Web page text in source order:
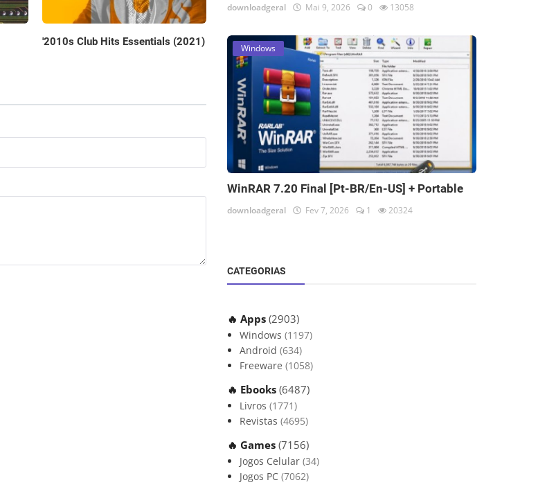
'2010s Club Hits Essentials (2021)
downloadgeral Mai 9, 2026 0 13058
Windows
WinRAR 7.20 Final [Pt-BR/En-US] + Portable
downloadgeral Fev 7, 2026 1 20324
CATEGORIAS
🔥 Apps (2903)
Windows (1197)
Android (634)
Freeware (1058)
🔥 Ebooks (6487)
Livros (1771)
Revistas (4695)
🔥 Games (7156)
Jogos Celular (34)
Jogos PC (7062)